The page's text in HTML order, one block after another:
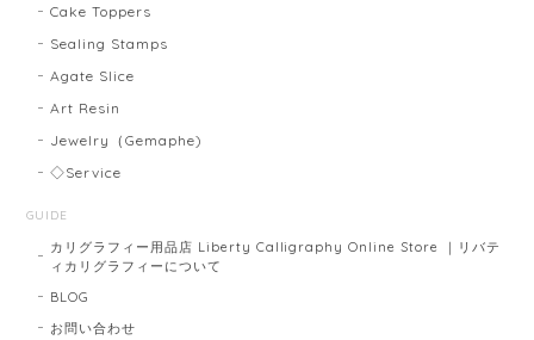
Cake Toppers
Sealing Stamps
Agate Slice
Art Resin
Jewelry（Gemaphe)
◇Service
GUIDE
カリグラフィー用品店 Liberty Calligraphy Online Store ｜リバテ
ィカリグラフィーについて
BLOG
お問い合わせ